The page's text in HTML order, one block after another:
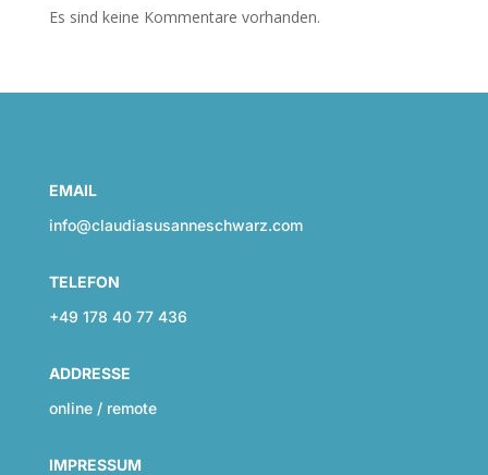
Es sind keine Kommentare vorhanden.
EMAIL
info@claudiasusanneschwarz.com
TELEFON
+49 178 40 77 436
ADDRESSE
online / remote
IMPRESSUM